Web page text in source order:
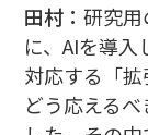
田村：研究
に、AIを導
対応する「
どう応える